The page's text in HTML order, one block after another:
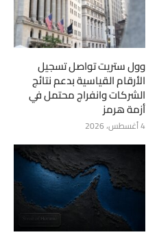
وول ستريت تواصل تسجيل
الأرقام القياسية بدعم نتائج
الشركات وانفراج محتمل في
أزمة هرمز
4 أغسطس، 2026